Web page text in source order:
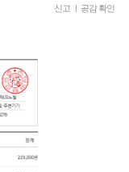
신고 | 공감 확인